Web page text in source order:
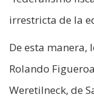
irrestricta de la
De esta manera,
Rolando
Weretilneck, de